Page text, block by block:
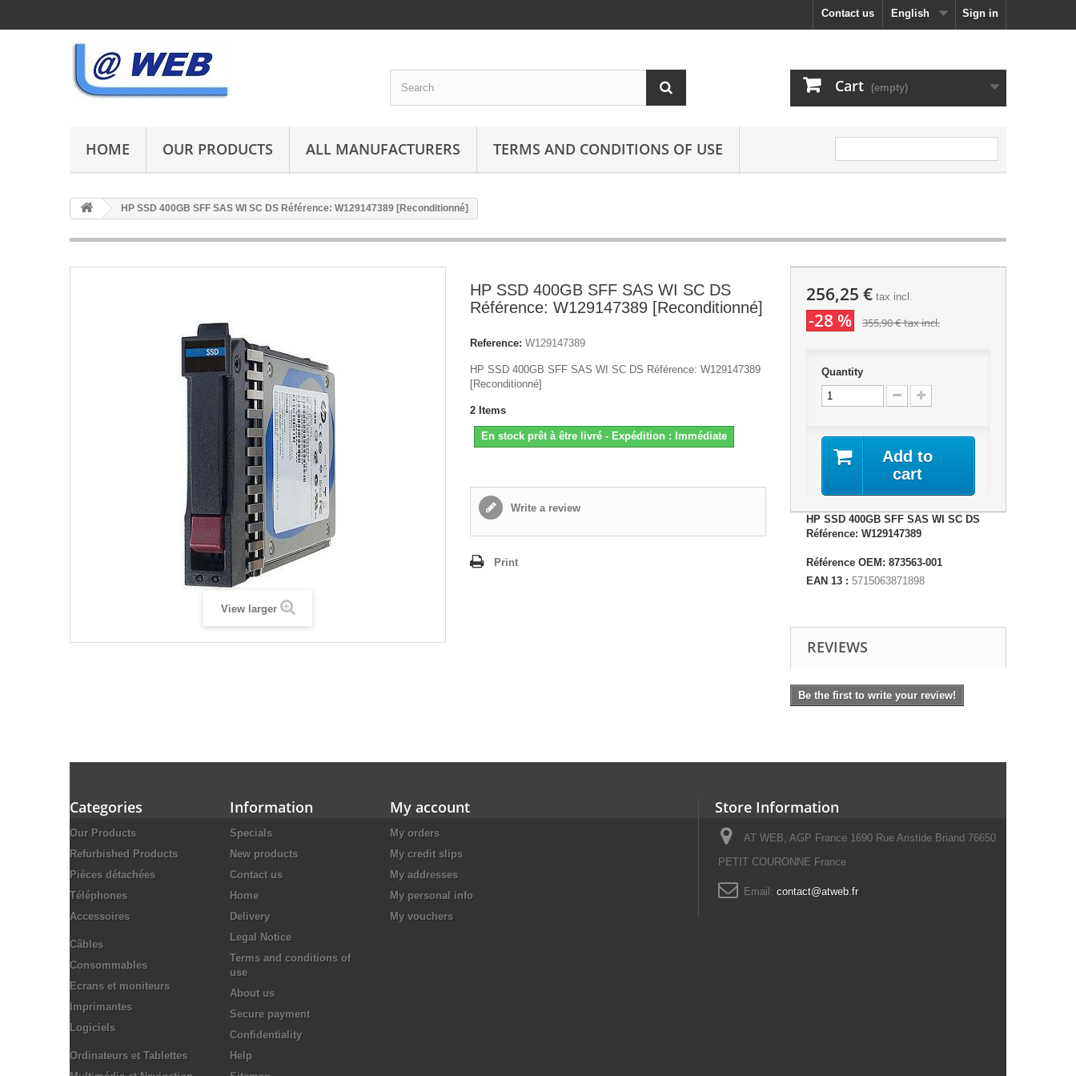
Sign in
English
Contact us
Cart (empty)
HOME OUR PRODUCTS ALL MANUFACTURERS TERMS AND CONDITIONS OF USE
HP SSD 400GB SFF SAS WI SC DS Référence: W129147389 [Reconditionné]
View larger
HP SSD 400GB SFF SAS WI SC DS
Référence: W129147389 [Reconditionné]
Reference: W129147389
HP SSD 400GB SFF SAS WI SC DS Référence: W129147389
[Reconditionné]
2 Items
En stock prêt à être livré - Expédition : Immédiate
Write a review
Print
256,25 €tax incl.
-28 % 355,90 €tax incl.
Quantity
Add to
cart
HP SSD 400GB SFF SAS WI SC DS
Référence: W129147389
Référence OEM: 873563-001
EAN 13 : 5715063871898
REVIEWS
Be the first to write your review!
Categories
Our Products
Refurbished Products
Pièces détachées
Téléphones
Accessoires
Câbles
Consommables
Ecrans et moniteurs
Imprimantes
Logiciels
Ordinateurs et Tablettes
Information
Specials
New products
Contact us
Home
Delivery
Legal Notice
Terms and conditions of
use
About us
Secure payment
Confidentiality
Help
My account
My orders
My credit slips
My addresses
My personal info
My vouchers
Store Information
AT WEB, AGP France 1690 Rue Aristide Briand 76650
PETIT COURONNE France
Email: contact@atweb.fr